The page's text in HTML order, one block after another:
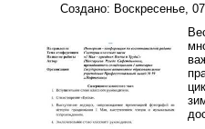
Создано: Воскресенье,